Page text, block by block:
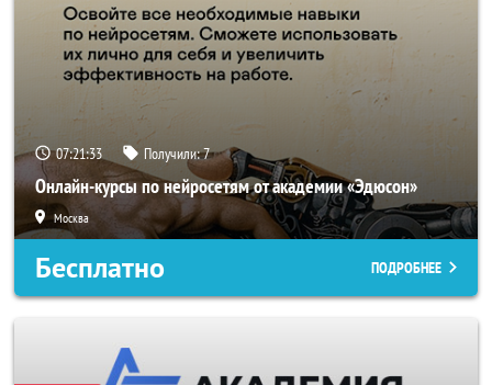
07:21:32 Получили:7
Онлайн-курсы по нейросетям от академии «Эдюсон»
Москва
Бесплатно ПОДРОБНЕЕ